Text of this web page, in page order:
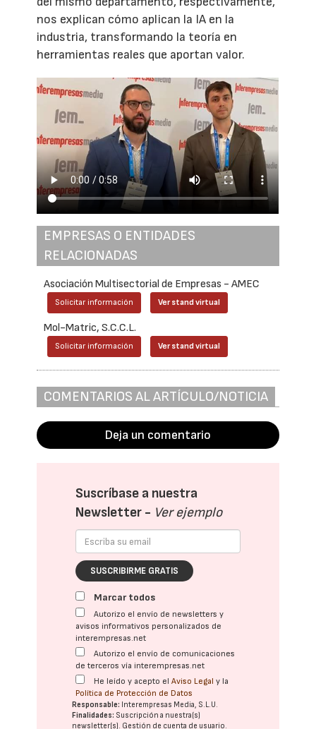
nos explican cómo aplican la IA en la
industria, transformando la teoría en
herramientas reales que aportan valor.
EMPRESAS O ENTIDADES
RELACIONADAS
Asociación Multisectorial de Empresas - AMEC
Solicitar información Ver stand virtual
Mol-Matric, S.C.C.L.
Solicitar información Ver stand virtual
COMENTARIOS AL ARTÍCULO/NOTICIA
Deja un comentario
Suscríbase a nuestra
Newsletter - Ver ejemplo
SUSCRIBIRME GRATIS
Marcar todos
Autorizo el envío de newsletters y
avisos informativos personalizados de
interempresas.net
Autorizo el envío de comunicaciones
de terceros vía interempresas.net
He leído y acepto elAviso Legal y la
Política de Protección de Datos
Responsable: Interempresas Media, S.L.U.
Finalidades: Suscripción a nuestra(s)
newsletter(s). Gestión de cuenta de usuario.